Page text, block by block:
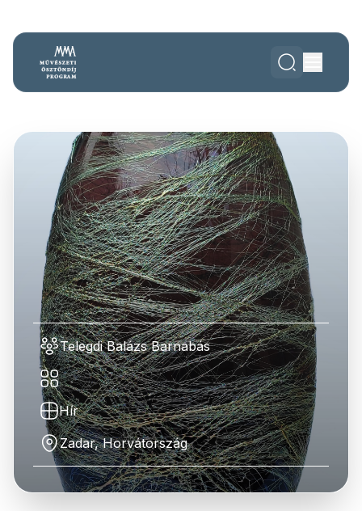
Telegdi Balázs Barnabás
Hír
Zadar, Horvátország